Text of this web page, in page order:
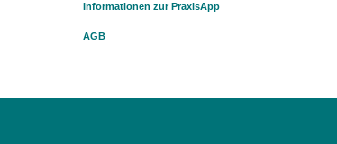
Informationen zur PraxisApp
AGB